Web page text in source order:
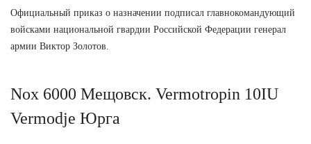
Официальный приказ о назначении подписал главнокомандующий
войсками национальной гвардии Российской Федерации генерал
армии Виктор Золотов.
Nox 6000 Мещовск. Vermotropin 10IU
Vermodje Юрга